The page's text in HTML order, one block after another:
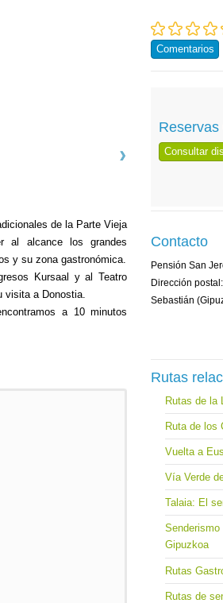
de la Parte Vieja
al alcance los grandes
y su zona gastronómica.
Kursaal y al Teatro
visita a Donostia.
a 10 minutos
Comentarios
Reservas
Consultar
Contacto
Pensión San
Dirección
Sebastián
Rutas
Rutas de la
Ruta de los
Vuelta a
Vía Verde
Talaia: El
Senderismo
Gipuzkoa
Rutas
Rutas de